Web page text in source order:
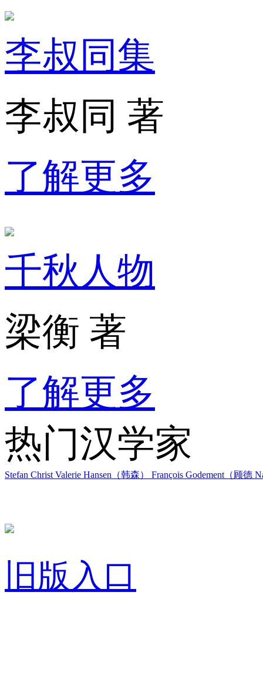
李叔同集
李叔同 著
了解更多
千秋人物
梁衡 著
了解更多
热门汉学家
Stefan Christ Valerie Hansen（韩森） François Godement（顾德
旧版入口